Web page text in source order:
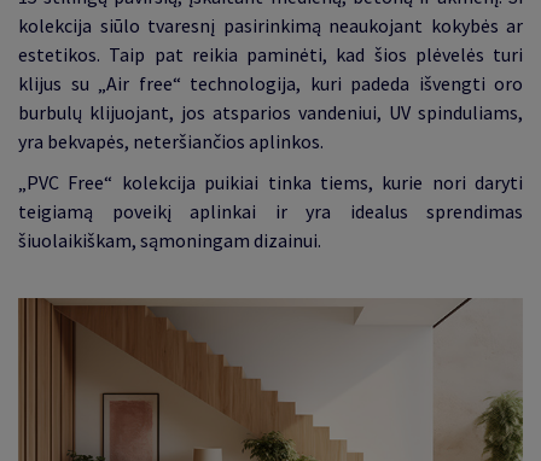
kolekcija siūlo tvaresnį pasirinkimą neaukojant kokybės ar
estetikos. Taip pat reikia paminėti, kad šios plėvelės turi
klijus su „Air free“ technologija, kuri padeda išvengti oro
burbulų klijuojant, jos atsparios vandeniui, UV spinduliams,
yra bekvapės, neteršiančios aplinkos.
„PVC Free“ kolekcija puikiai tinka tiems, kurie nori daryti
teigiamą poveikį aplinkai ir yra idealus sprendimas
šiuolaikiškam, sąmoningam dizainui.